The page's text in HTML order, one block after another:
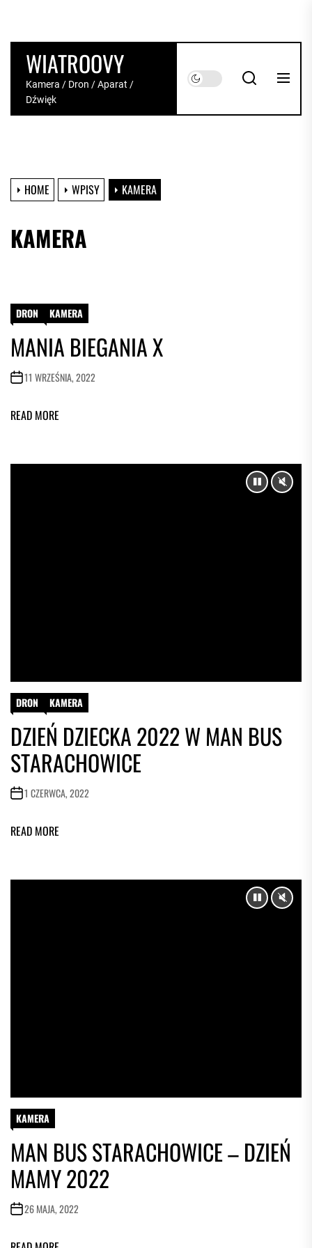
the
contentWIATROOVY
Kamera / Dron / Aparat /
Dźwięk
HOME WPISY KAMERA
KAMERA
DRON KAMERA
MANIA BIEGANIA X
11 WRZEŚNIA, 2022
READ MORE
PAUSE
DRON KAMERA
DZIEŃ DZIECKA 2022 W MAN BUS
STARACHOWICE
1 CZERWCA, 2022
READ MORE
PAUSE
KAMERA
MAN BUS STARACHOWICE – DZIEŃ
MAMY 2022
26 MAJA, 2022
NAWIGACJA
PO
WPISACH